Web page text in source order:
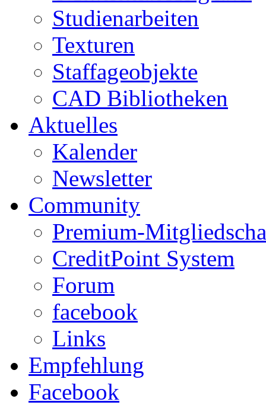
Studienarbeiten
Texturen
Staffageobjekte
CAD Bibliotheken
Aktuelles
Kalender
Newsletter
Community
Premium-
CreditPoint System
Forum
facebook
Links
Empfehlung
Facebook